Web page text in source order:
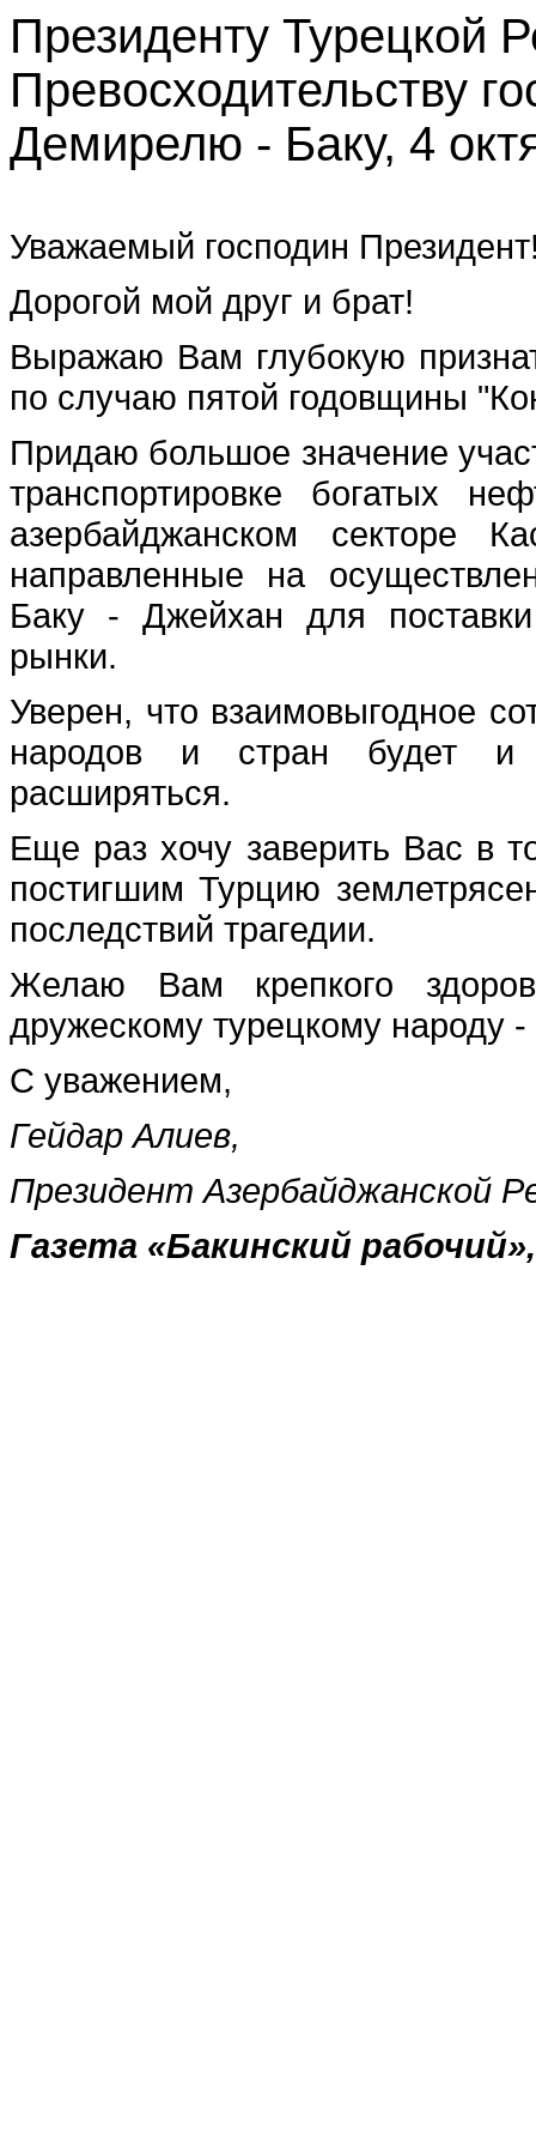
Президенту Турецкой
Превосходительству
Демирелю - Баку, 4
Уважаемый господин
Дорогой мой друг и брат!
Выражаю Вам глубокую
по случаю пятой годовщины
Придаю большое значение
транспортировке богатых
азербайджанском секторе
направленные на
Баку - Джейхан для
рынки.
Уверен, что взаимовыгодное
народов и стран будет и
расширяться.
Еще раз хочу заверить Вас в
постигшим Турцию
последствий трагедии.
Желаю Вам крепкого
дружескому турецкому народу
С уважением,
Гейдар Алиев,
Президент Азербайджанской
Газета «Бакинский рабочий»